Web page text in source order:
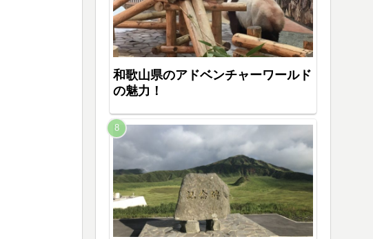
和歌山県のアドベンチャーワールド
の魅力！